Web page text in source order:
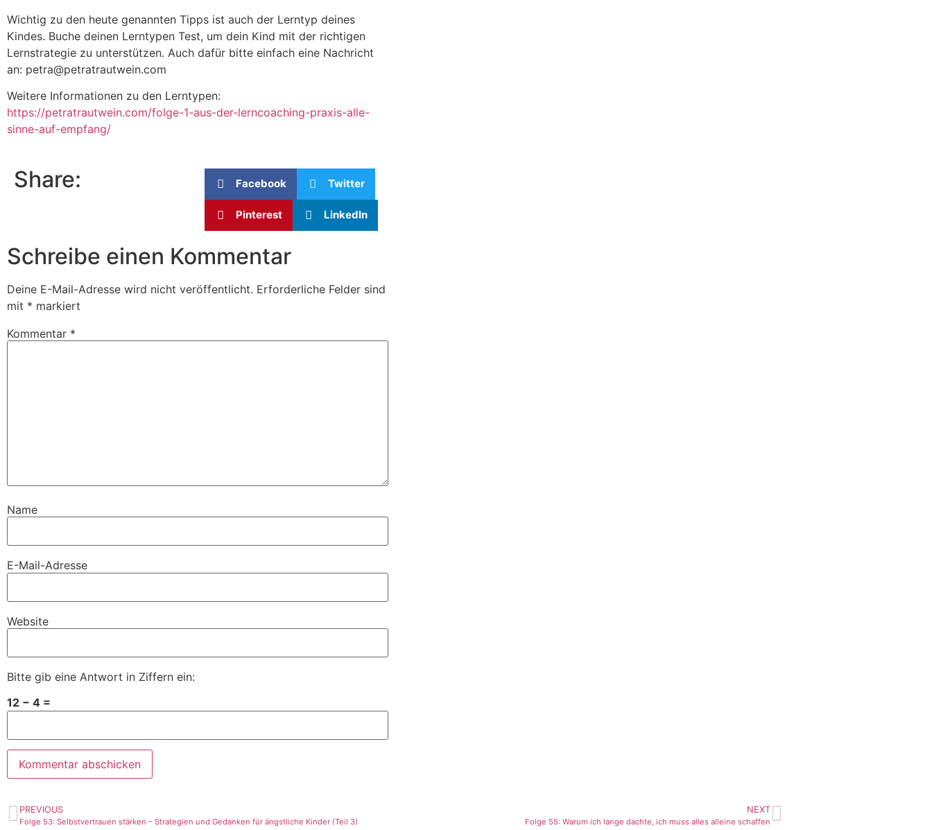
Wichtig zu den heute genannten Tipps ist auch der Lerntyp deines
Kindes. Buche deinen Lerntypen Test, um dein Kind mit der richtigen
Lernstrategie zu unterstützen. Auch dafür bitte einfach eine Nachricht
an: petra@petratrautwein.com
Weitere Informationen zu den Lerntypen:
https://petratrautwein.com/folge-1-aus-der-lerncoaching-praxis-alle-
sinne-auf-empfang/
Share: Facebook Twitter
Pinterest LinkedIn
Schreibe einen Kommentar
Deine E-Mail-Adresse wird nicht veröffentlicht. Erforderliche Felder sind
mit * markiert
Kommentar *
Name
E-Mail-Adresse
Website
Bitte gib eine Antwort in Ziffern ein:
12 − 4 =
PREVIOUS
Folge 53: Selbstvertrauen stärken – Strategien und Gedanken für ängstliche Kinder (Teil 3)
NEXT
Folge 55: Warum ich lange dachte, ich muss alles alleine schaffen